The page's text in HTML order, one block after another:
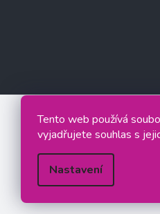
Tento web používá
vyjadřujete souhlas s
Nastavení